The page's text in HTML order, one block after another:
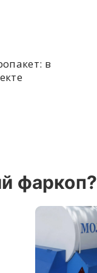
в
фаркоп?